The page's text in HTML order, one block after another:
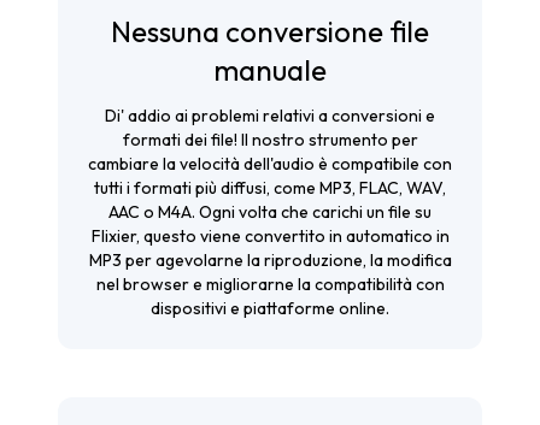
Nessuna conversione file
manuale
Di' addio ai problemi relativi a conversioni e
formati dei file! Il nostro strumento per
cambiare la velocità dell'audio è compatibile con
tutti i formati più diffusi, come MP3, FLAC, WAV,
AAC o M4A. Ogni volta che carichi un file su
Flixier, questo viene convertito in automatico in
MP3 per agevolarne la riproduzione, la modifica
nel browser e migliorarne la compatibilità con
dispositivi e piattaforme online.